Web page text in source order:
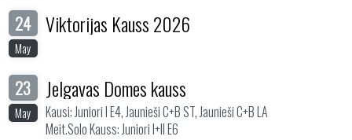
24
May
Viktorijas Kauss 2026
23
May
Jelgavas Domes kauss
Kausi: Juniori I E4, Jaunieši C+B ST, Jaunieši C+B LA
Meit.Solo Kauss: Juniori I+II E6